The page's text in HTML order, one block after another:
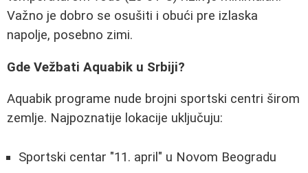
Važno je dobro se osušiti i obući pre izlaska
napolje, posebno zimi.
Gde Vežbati Aquabik u Srbiji?
Aquabik programe nude brojni sportski centri širom
zemlje. Najpoznatije lokacije uključuju:
Sportski centar "11. april" u Novom Beogradu